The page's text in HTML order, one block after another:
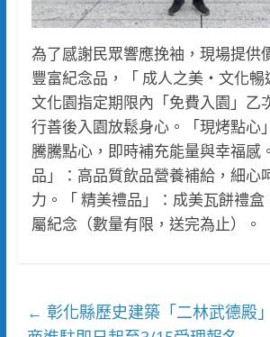
為了感謝民眾響應挽袖，現場提供
豐富紀念品，「 成人之美・文化
文化園指定期限內「免費入園」乙
行善後入園放鬆身心。「現烤點心
騰騰點心，即時補充能量與幸福感
品」：高品質飲品營養補給，細心
力。「 精美禮品」：成美瓦餅禮
屬紀念（數量有限，送完為止）。
← 彰化縣歷史建築「二林武德